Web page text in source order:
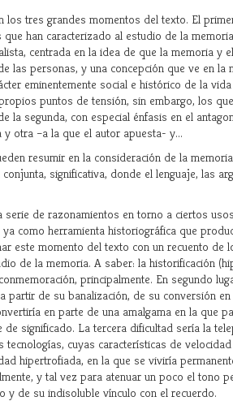
los tres grandes momentos del texto. El
han caracterizado al estudio de la
centrada en la idea de que la memoria y
las personas, y una concepción que ve en la
eminentemente social e histórico de la
puntos de tensión, sin embargo, los
la segunda, con especial énfasis en el
otra –a la que el autor apuesta- y...
resumir en la consideración de la
significativa, donde el lenguaje, las
de razonamientos en torno a ciertos
como herramienta historiográfica que
este momento del texto con un recuento de
de la memoria. A saber: la historificación
principalmente. En segundo
partir de su banalización, de su conversión
en parte de una amalgama en la que
significado. La tercera dificultad sería la
cuyas características de
hipertrofiada, en la que se viviría
y tal vez para atenuar un poco el tono
y de su indisoluble vínculo con el recuerdo.